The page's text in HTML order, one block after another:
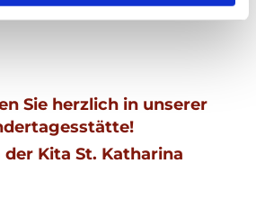
Sie herzlich in unserer
der Kita St. Katharina